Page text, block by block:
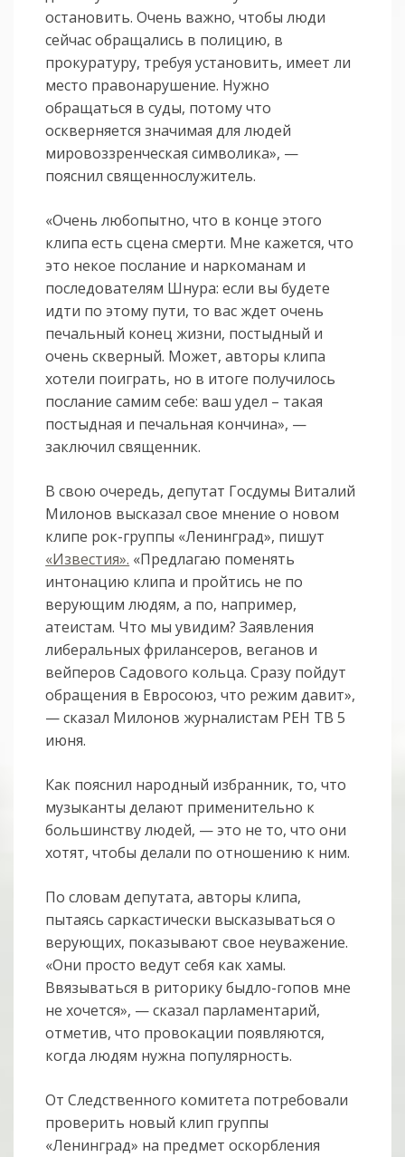
остановить. Очень важно, чтобы люди
сейчас обращались в полицию, в
прокуратуру, требуя установить, имеет ли
место правонарушение. Нужно
обращаться в суды, потому что
оскверняется значимая для людей
мировоззренческая символика», —
пояснил священнослужитель.
«Очень любопытно, что в конце этого
клипа есть сцена смерти. Мне кажется, что
это некое послание и наркоманам и
последователям Шнура: если вы будете
идти по этому пути, то вас ждет очень
печальный конец жизни, постыдный и
очень скверный. Может, авторы клипа
хотели поиграть, но в итоге получилось
послание самим себе: ваш удел – такая
постыдная и печальная кончина», —
заключил священник.
В свою очередь, депутат Госдумы Виталий
Милонов высказал свое мнение о новом
клипе рок-группы «Ленинград», пишут
«Известия». «Предлагаю поменять
интонацию клипа и пройтись не по
верующим людям, а по, например,
атеистам. Что мы увидим? Заявления
либеральных фрилансеров, веганов и
вейперов Садового кольца. Сразу пойдут
обращения в Евросоюз, что режим давит»,
— сказал Милонов журналистам РЕН ТВ 5
июня.
Как пояснил народный избранник, то, что
музыканты делают применительно к
большинству людей, — это не то, что они
хотят, чтобы делали по отношению к ним.
По словам депутата, авторы клипа,
пытаясь саркастически высказываться о
верующих, показывают свое неуважение.
«Они просто ведут себя как хамы.
Ввязываться в риторику быдло-гопов мне
не хочется», — сказал парламентарий,
отметив, что провокации появляются,
когда людям нужна популярность.
От Следственного комитета потребовали
проверить новый клип группы
«Ленинград» на предмет оскорбления